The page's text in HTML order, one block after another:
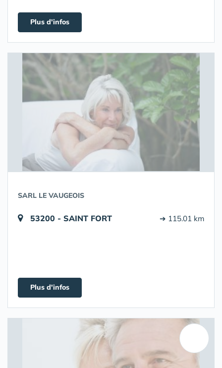
Plus d'infos
SARL LE VAUGEOIS
53200 - SAINT FORT ➔ 115.01 km
Plus d'infos